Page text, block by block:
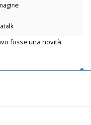
fosse una novità